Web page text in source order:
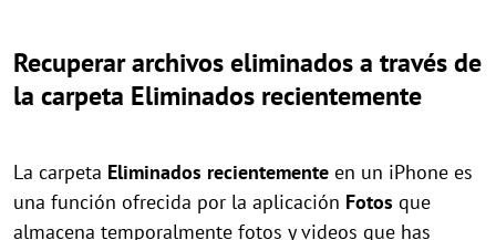
Recuperar archivos eliminados a través de
la carpeta Eliminados recientemente
La carpeta Eliminados recientemente en un iPhone es
una función ofrecida por la aplicación Fotos que
almacena temporalmente fotos y videos que has